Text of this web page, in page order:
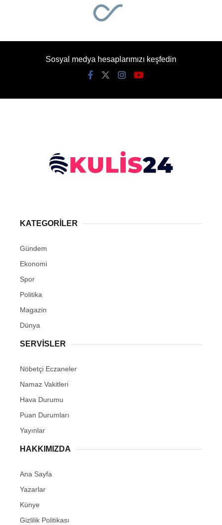
Sosyal medya hesaplarımızı keşfedin
KATEGORİLER
Gündem
Ekonomi
Spor
Politika
Magazin
Dünya
SERVİSLER
Nöbetçi Eczaneler
Namaz Vakitleri
Hava Durumu
Puan Durumları
Yayınlar
HAKKIMIZDA
Ana Sayfa
Yazarlar
Künye
Gizlilik Politikası